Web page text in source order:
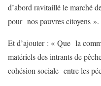
d’abord ravitaillé le marché
pour nos pauvres citoyens ».
Et d’ajouter : « Que la
matériels des intrants de
cohésion sociale entre les